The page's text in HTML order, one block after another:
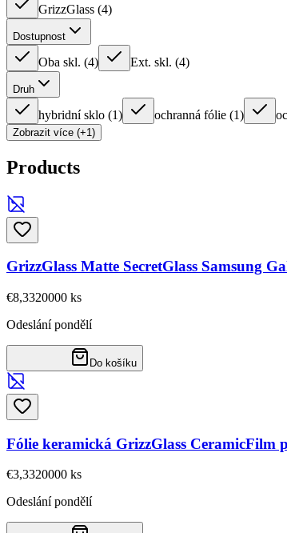
GrizzGlass (4)
Dostupnost
Oba skl. (4) Ext. skl. (4)
Druh
hybridní sklo (1) ochranná fólie (1)
Zobrazit více (+1)
Products
GrizzGlass Matte SecretGlass Samsung
€8,3320000 ks
Odeslání pondělí
Do košíku
Fólie keramická GrizzGlass CeramicFilm
€3,3320000 ks
Odeslání pondělí